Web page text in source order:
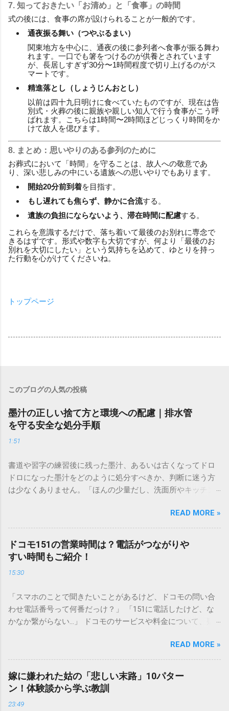
7. 知っておきたい「お清め」と「食事」の時間
式の後には、食事の席が設けられることが一般的です。
通夜振る舞い（つやぶるまい）
関東地方を中心に、通夜の後に参列者へ食事が振る舞わ
れます。一口でも箸をつけるのが供養とされています
が、長居しすぎず30分〜1時間程度で切り上げるのがス
マートです。
精進落とし（しょうじんおとし）
以前は四十九日明けに食べていたものですが、現在は告
別式・火葬の後に親族や親しい知人で行う食事がこう呼
ばれます。こちらは1時間〜2時間ほどじっくり時間をか
けて故人を偲びます。
8. まとめ：思いやりのある参列のために
お葬式において「時間」を守ることは、故人への敬意であ
り、深い悲しみの中にいる遺族への思いやりでもあります。
開始20分前到着を目指す。
もし遅れても焦らず、静かに合流する。
遺族の負担にならないよう、滞在時間に配慮する。
これらを意識するだけで、落ち着いて最後のお別れに専念で
きるはずです。形式や数字も大切ですが、何より「最後のお
別れを大切にしたい」という気持ちを込めて、ゆとりを持っ
た行動を心がけてくださいね。
トップページ
このブログの人気の投稿
墨汁の正しい捨て方と環境への配慮｜排水管
を守る安全な処分手順
1:51
書道や習字の練習後に残った墨汁、あるいは古くなってドロ
ドロになった墨汁をどのように処分すべきか、判断に迷う方
は少なくありません。「ほんの少量だし、洗面所やキッチン
と、実は予期せぬトラブルを招く原因となります。 墨汁は、
一般的な生活排水とは性質が大きく異なります。そのまま排
水口へ流すことは環境負荷だけでなく、ご自宅の排水設備を
傷める可能性も高いため、非常に危険です。この記事では、
墨汁を安全かつ環境に優しい方法で処分するための手順と、
容器を適切に分別する方法を徹底解説します。 墨汁を「排水
す）」と「膠（にかわ）」、そして水です。これらは非常に
微細かつ独特の粘性を持っているため、下水処理や配管維持
の観点から以下の問題が発生します。 1. 環境への深刻な負荷
施設であっても、これらの微粒子を完全に分解・除去するこ
とは容易ではありません。大量に流し続けると河川や海まで
到達し、水質の濁りや生態系へ悪影響を及ぼすリスクがあり
ます。 2. 排水管の詰まりと劣化 墨汁の粘度を保っている「膠
READ MORE »
ドコモ151の営業時間は？電話がつながりや
すい時間もご紹介！
15:30
「スマホのことで聞きたいことがあるけど、ドコモの問い合
わせ電話番号って何番だっけ？」 「151に電話したけど、な
かなか繋がらない…」 ドコモのサービスや料金について、疑
ンフォメーションセンター」の専用電話番号「151」ですよ
ね。 でも、「 ドコモ151は何時まで 営業しているの？」「
151は何時から 受付可能なの？」と営業時間がわからず、な
かなか電話ができない方もいるかもしれません。 この記事で
は、ドコモ151の営業時間や、電話が繋がりやすい時間帯、さ
らには電話がつながらない時の対処法をわかりやすく解説し
READ MORE »
嫁に嫌われた姑の「悲しい末路」10パター
ン！体験談から学ぶ教訓
23:49